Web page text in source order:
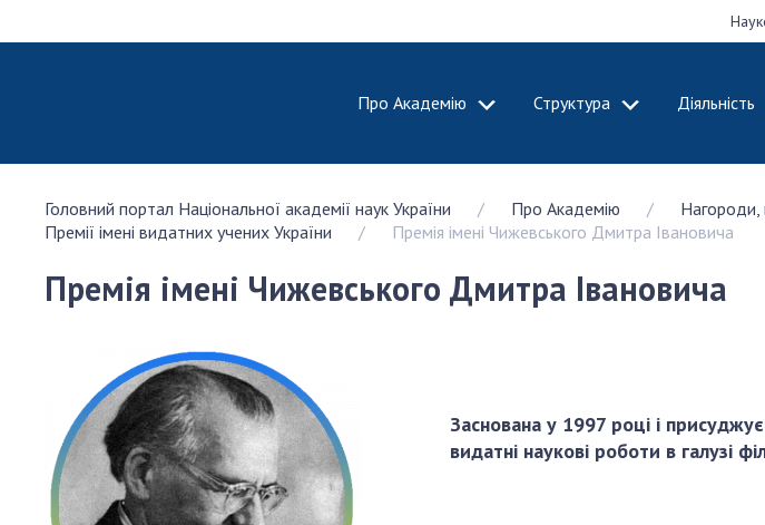
Про Академію Структура Діяльність
Про Національну
академію наук
Історія НАН України
Нагороди, відзнаки
та почесні звання
Президія
України
Секція
Секція
Головний портал Національної академії наук України Про Академію
Нагороди,
Премії імені видатних учених України
Премія імені Чижевського Дмитра Івановича
Премія імені Чижевського Дмитра Івановича
Заснована у 1997 році і
видатні наукові роботи в галузі